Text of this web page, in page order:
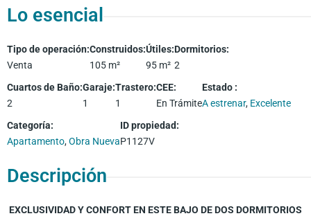
Lo esencial
Tipo de operación:
Venta
Construidos:
105 m²
Útiles:
95 m²
Dormitorios:
2
Cuartos de Baño:
2
Garaje:
1
Trastero:
1
CEE:
En Trámite
Estado :
A estrenar, Excelente
Categoría:
Apartamento,Obra Nueva
ID propiedad:
P1127V
Descripción
EXCLUSIVIDAD Y CONFORT EN ESTE BAJO DE DOS DORMITORIOS